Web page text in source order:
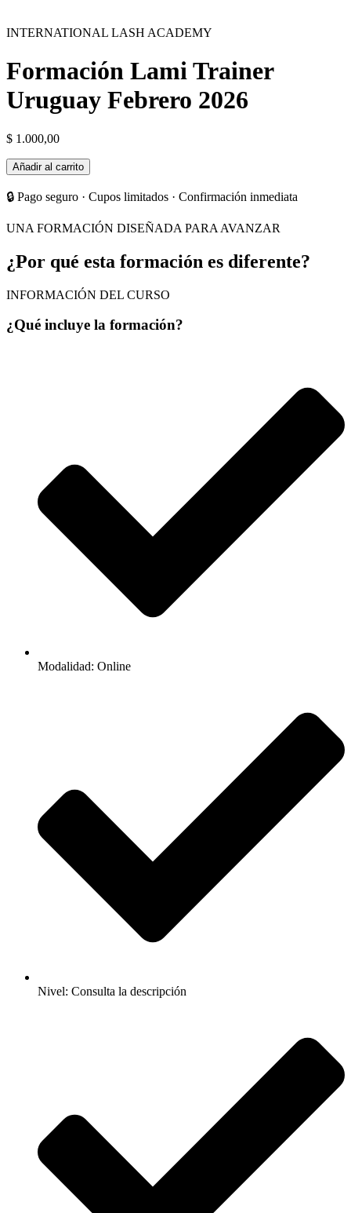
INTERNATIONAL LASH ACADEMY
Formación Lami Trainer
Uruguay Febrero 2026
$ 1.000,00
Formación
Lami
Trainer
Uruguay
Febrero
2026
Añadir al carrito
🔒 Pago seguro · Cupos limitados · Confirmación inmediata
UNA FORMACIÓN DISEÑADA PARA AVANZAR
¿Por qué esta formación es diferente?
INFORMACIÓN DEL CURSO
¿Qué incluye la formación?
Modalidad: Online
Nivel: Consulta la descripción